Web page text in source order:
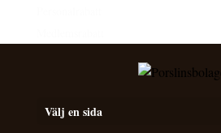
Välj en sida